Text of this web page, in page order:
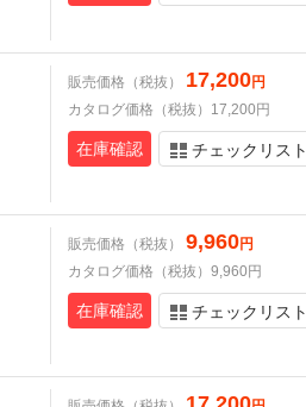
販売価格（税抜） 17,200円
カタログ価格（税抜）17,200円
在庫確認 チェックリスト
販売価格（税抜） 9,960円
カタログ価格（税抜）9,960円
在庫確認 チェックリスト